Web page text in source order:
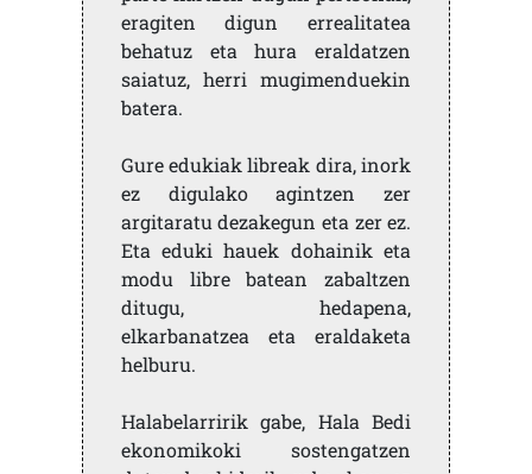
eragiten digun errealitatea
behatuz eta hura eraldatzen
saiatuz, herri mugimenduekin
batera.
Gure edukiak libreak dira, inork
ez digulako agintzen zer
argitaratu dezakegun eta zer ez.
Eta eduki hauek dohainik eta
modu libre batean zabaltzen
ditugu, hedapena,
elkarbanatzea eta eraldaketa
helburu.
Halabelarririk gabe, Hala Bedi
ekonomikoki sostengatzen